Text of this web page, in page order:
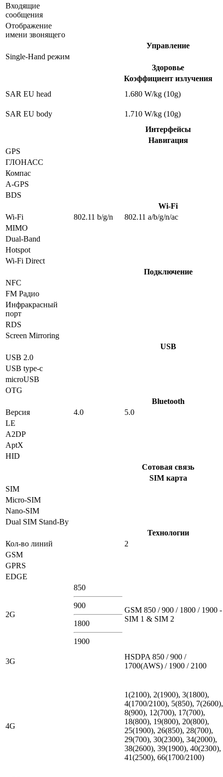
Входящие
сообщения
Отображение
имени звонящего
Управление
Single-Hand режим
Здоровье
Коэффициент излучения
SAR EU head
1.680 W/kg (10g)
SAR EU body
1.710 W/kg (10g)
Интерфейсы
Навигация
GPS
ГЛОНАСС
Компас
A-GPS
BDS
Wi-Fi
Wi-Fi
802.11 b/g/n
802.11 a/b/g/n/ac
MIMO
Dual-Band
Hotspot
Wi-Fi Direct
Подключение
NFC
FM Радио
Инфракрасный
порт
RDS
Screen Mirroring
USB
USB 2.0
USB type-c
microUSB
OTG
Bluetooth
Версия
4.0
5.0
LE
A2DP
AptX
HID
Сотовая связь
SIM карта
SIM
Micro-SIM
Nano-SIM
Dual SIM Stand-By
Технологии
Кол-во линий
2
GSM
GPRS
EDGE
2G
850
900
1800
1900
GSM 850 / 900 / 1800 / 1900 -
SIM 1 & SIM 2
3G
HSDPA 850 / 900 /
1700(AWS) / 1900 / 2100
4G
1(2100), 2(1900), 3(1800),
4(1700/2100), 5(850), 7(2600),
8(900), 12(700), 17(700),
18(800), 19(800), 20(800),
25(1900), 26(850), 28(700),
29(700), 30(2300), 34(2000),
38(2600), 39(1900), 40(2300),
41(2500), 66(1700/2100)